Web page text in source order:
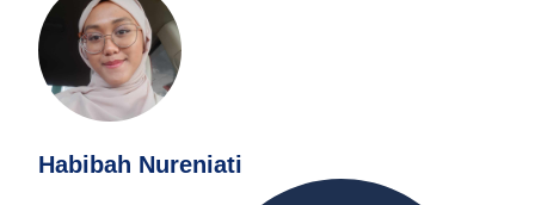
Habibah Nureniati